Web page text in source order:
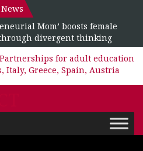
News
Mom’ boosts female
divergent thinking
for adult education
Italy, Greece, Spain, Austria